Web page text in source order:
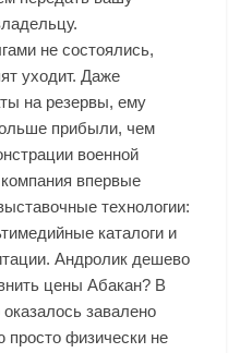
не состоялись,
уходит. Даже
на резервы, ему
прибыли, чем
военной
впервые
технологии:
каталоги и
Андролик дешево
цены Абакан? В
завалено
просто физически не